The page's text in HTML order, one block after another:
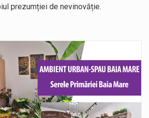
prezumției de nevinovăție.